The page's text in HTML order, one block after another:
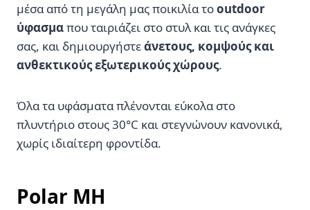
μέσα από τη μεγάλη μας ποικιλία τοoutdoor
ύφασμαπου ταιριάζει στο στυλ και τις ανάγκες
σας, και δημιουργήστεάνετους, κομψούς και
ανθεκτικούς εξωτερικούς χώρους.
Όλα τα υφάσματα πλένονται εύκολα στο
πλυντήριο στους 30°C και στεγνώνουν κανονικά,
χωρίς ιδιαίτερη φροντίδα.
Polar MH